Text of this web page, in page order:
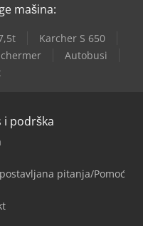
mašina:
Karcher S 650
Autobusi
i podrška
pitanja/Pomoć